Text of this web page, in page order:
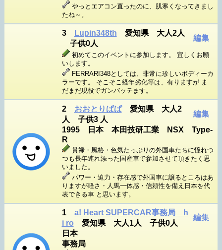
やっとエアコン直ったのに、肌寒くなってきまし
たね～。
3 Lupin348th 愛知県 大人2人
子供0人
編集
初めてこのイベントに参加します。 宜しくお願
いします。
FERRARI348としては、非常に珍しいボディーカ
ラーです。 そこそこ経年劣化等は、有りますが ま
だまだ現役でガンバッテます。
2 おおとりぱぱ愛知県 大人2
人 子供3 人
編集
1995 日本 本田技研工業 NSX Type-
R
貫禄・風格・色気たっぷりの外国車たちに憧れつ
つも長年連れ添った国産車で参加させて頂きたく思
いました。
パワー・迫力・存在感で外国車に譲るところはあ
りますが軽さ・人馬一体感・信頼性を備え日本を代
表できる車 と思います。
1 a! Heart SUPERCAR事務局 h
i ro 愛知県 大人1人 子供0人
編集
日本
事務局